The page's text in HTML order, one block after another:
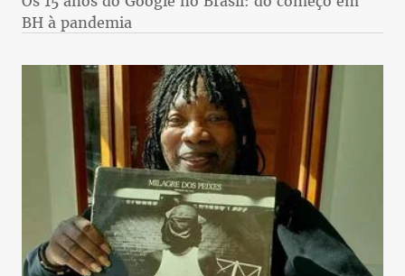
BH à pandemia